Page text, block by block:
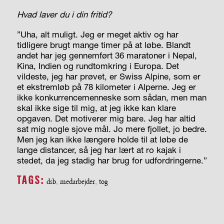
Hvad laver du i din fritid?
”Uha, alt muligt. Jeg er meget aktiv og har
tidligere brugt mange timer på at løbe. Blandt
andet har jeg gennemført 36 maratoner i Nepal,
Kina, Indien og rundtomkring i Europa. Det
vildeste, jeg har prøvet, er Swiss Alpine, som er
et ekstremløb på 78 kilometer i Alperne. Jeg er
ikke konkurrencemenneske som sådan, men man
skal ikke sige til mig, at jeg ikke kan klare
opgaven. Det motiverer mig bare. Jeg har altid
sat mig nogle sjove mål. Jo mere fjollet, jo bedre.
Men jeg kan ikke længere holde til at løbe de
lange distancer, så jeg har lært at ro kajak i
stedet, da jeg stadig har brug for udfordringerne.”
TAGS: dsb, medarbejder, tog